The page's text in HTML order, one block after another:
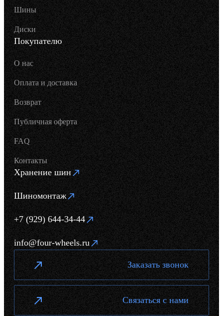
Шины
Диски
Покупателю
О нас
Оплата и доставка
Возврат
Публичная оферта
FAQ
Контакты
Хранение шин
Шиномонтаж
+7 (929) 644-34-44
info@four-wheels.ru
Заказать звонок
Связаться с нами